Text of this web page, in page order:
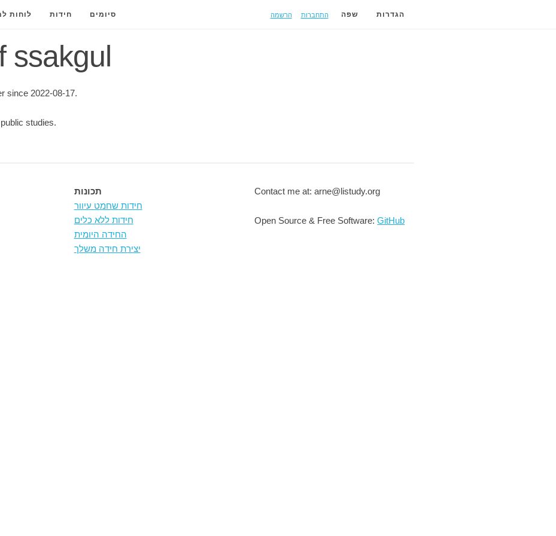
לוחות חידות סיומים הרשמה התחברות שפה הגדרות
ssakgul
since 2022-08-17.
studies.
תכונות
חידות שחמט עיוור
חידות ללא כלים
החידה היומית
יצירת חידה משלך
Contact me at: arne@listudy.org
Open Source & Free Software:GitHub